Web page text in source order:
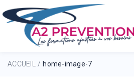
ACCUEIL / home-image-7